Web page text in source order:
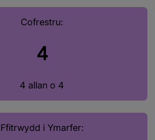
Cofrestru:
4
4 allan o 4
Ffitrwydd i Ymarfer: